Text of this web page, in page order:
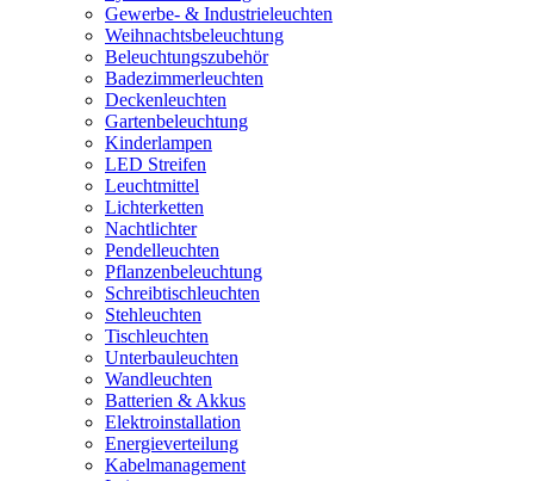
Gewerbe- & Industrieleuchten
Weihnachtsbeleuchtung
Beleuchtungszubehör
Badezimmerleuchten
Deckenleuchten
Gartenbeleuchtung
Kinderlampen
LED Streifen
Leuchtmittel
Lichterketten
Nachtlichter
Pendelleuchten
Pflanzenbeleuchtung
Schreibtischleuchten
Stehleuchten
Tischleuchten
Unterbauleuchten
Wandleuchten
Batterien & Akkus
Elektroinstallation
Energieverteilung
Kabelmanagement